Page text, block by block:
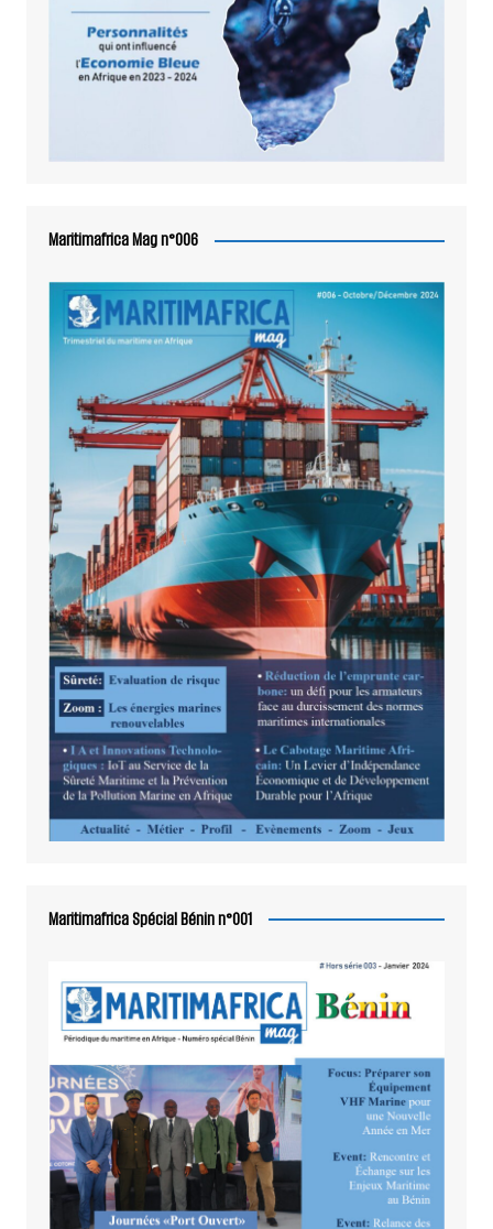
Maritimafrica Mag n°006
Maritimafrica Spécial Bénin n°001